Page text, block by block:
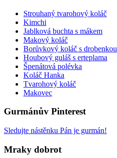
Strouhaný tvarohový koláč
Kimchi
Jablková buchta s mákem
Makový koláč
Borůvkový koláč s drobenkou
Houbový guláš s erteplama
Špenátová polévka
Koláč Hanka
Tvarohový koláč
Makovec
Gurmánův Pinterest
Sledujte nástěnku Pán je gurmán!
Mraky dobrot